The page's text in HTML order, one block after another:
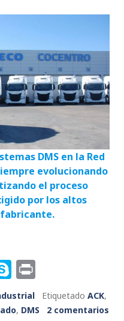
DMS en la Red
evolucionando
el proceso
por los altos
S
k
y
ri
nEtiquetado ACK,
, DMS 2 comentarios